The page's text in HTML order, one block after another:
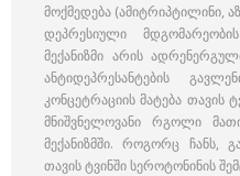
მოქმედება (ამიტრიპტილინი,
დეპრესიული
მექანიზმი არის
ანტიდეპრესანტების
კონცეტრაციის მატება თავის
მნიშვნელოვანი რგოლი
მექანიზმში. როგორც ჩანს,
თავის ტვინში სეროტონინის